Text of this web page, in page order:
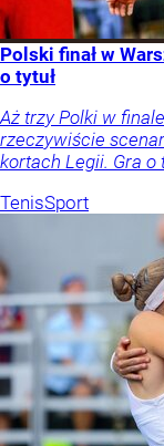
Polski finał w
o tytuł
Aż trzy Polki w
rzeczywiście
kortach Legii. Gra o
TenisSport